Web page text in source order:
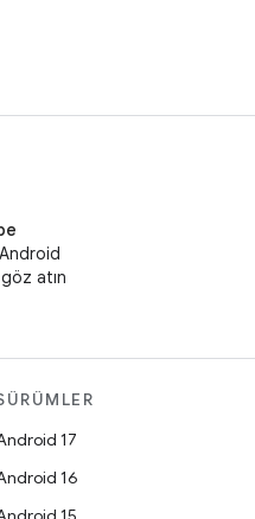
atın
17
16